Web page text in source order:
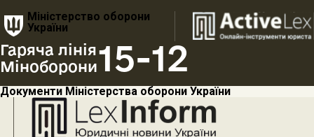
Міністерство оборони
України
Гаряча лінія
Міноборони15-12
Документи Міністерства оборони України